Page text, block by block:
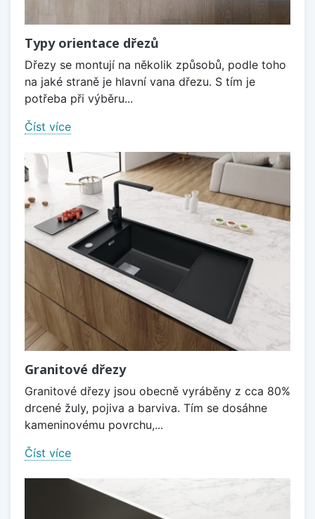
Typy orientace dřezů
Dřezy se montují na několik způsobů, podle toho
na jaké straně je hlavní vana dřezu. S tím je
potřeba při výběru...
Číst více
Granitové dřezy
Granitové dřezy jsou obecně vyráběny z cca 80%
drcené žuly, pojiva a barviva. Tím se dosáhne
kameninovému povrchu,...
Číst více